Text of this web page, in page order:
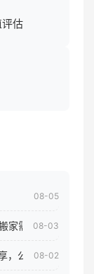
估
08-05
家需求！08-03
，公司员工电脑核
08-02